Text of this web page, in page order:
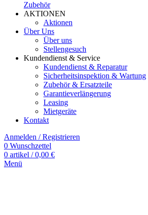
Zubehör
AKTIONEN
Aktionen
Über Uns
Über uns
Stellengesuch
Kundendienst & Service
Kundendienst & Reparatur
Sicherheitsinspektion & Wartung
Zubehör & Ersatzteile
Garantieverlängerung
Leasing
Mietgeräte
Kontakt
Anmelden / Registrieren
0 Wunschzettel
0 artikel / 0,00 €
Menü